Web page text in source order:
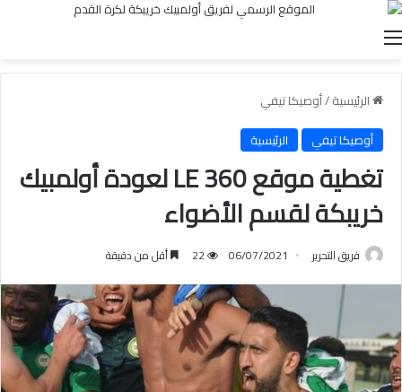
القائمة
الرئيسية/أوصيكا تيفي
أوصيكا تيفي
الرئيسية
تغطية موقع LE 360 لعودة أولمبيك
خريبكة لقسم الأضواء
فريق التحرير 06/07/2021
22 أقل من دقيقة